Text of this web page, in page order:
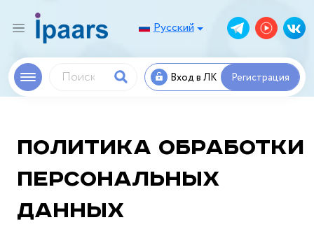
Русский
Вход в ЛК Регистрация
Политика обработки
персональных
данных